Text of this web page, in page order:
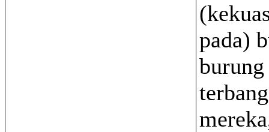
pada)